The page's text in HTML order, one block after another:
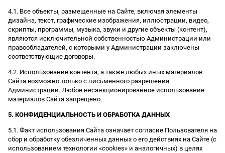
4.1. Все объекты, размещенные на Сайте, включая элементы
дизайна, текст, графические изображения, иллюстрации, видео,
скрипты, программы, музыка, звуки и другие объекты (контент),
являются исключительной собственностью Администрации или
правообладателей, с которыми у Администрации заключены
соответствующие договоры.
4.2. Использование контента, а также любых иных материалов
Сайта возможно только с письменного разрешения
Администрации. Любое несанкционированное использование
материалов Сайта запрещено.
5. КОНФИДЕНЦИАЛЬНОСТЬ И ОБРАБОТКА ДАННЫХ
5.1. Факт использования Сайта означает согласие Пользователя на
сбор и обработку обезличенных данных о его действиях на Сайте (с
использованием технологии «cookies» и аналогичных) в целях